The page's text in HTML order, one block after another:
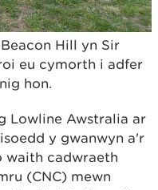
Hill yn Sir
eu cymorth i adfer
hon.
Lowline Awstralia ar
y gwanwyn a'r
waith cadwraeth
(CNC) mewn